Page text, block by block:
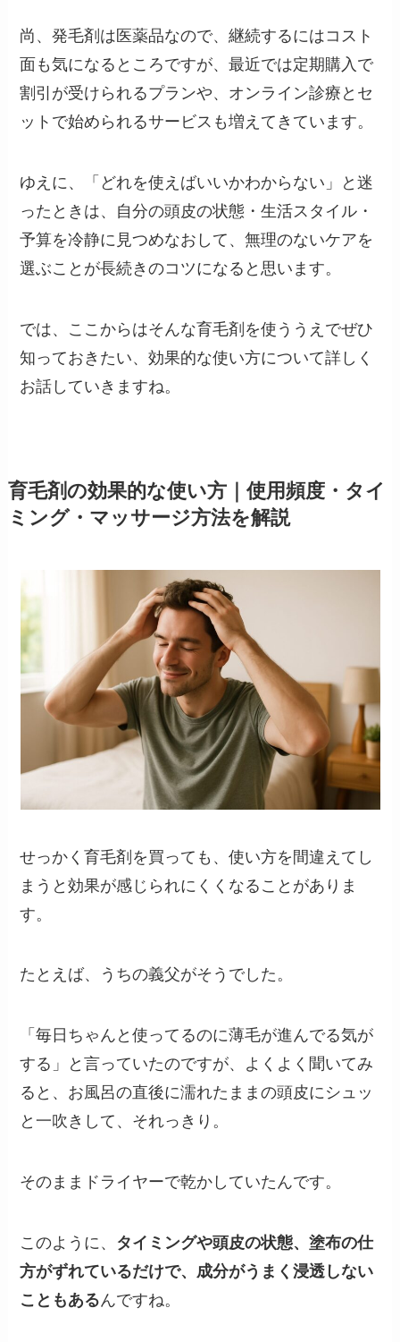
尚、発毛剤は医薬品なので、継続するにはコスト
面も気になるところですが、最近では定期購入で
割引が受けられるプランや、オンライン診療とセ
ットで始められるサービスも増えてきています。
ゆえに、「どれを使えばいいかわからない」と迷
ったときは、自分の頭皮の状態・生活スタイル・
予算を冷静に見つめなおして、無理のないケアを
選ぶことが長続きのコツになると思います。
では、ここからはそんな育毛剤を使ううえでぜひ
知っておきたい、効果的な使い方について詳しく
お話していきますね。
育毛剤の効果的な使い方｜使用頻度・タイ
ミング・マッサージ方法を解説
せっかく育毛剤を買っても、使い方を間違えてし
まうと効果が感じられにくくなることがありま
す。
たとえば、うちの義父がそうでした。
「毎日ちゃんと使ってるのに薄毛が進んでる気が
する」と言っていたのですが、よくよく聞いてみ
ると、お風呂の直後に濡れたままの頭皮にシュッ
と一吹きして、それっきり。
そのままドライヤーで乾かしていたんです。
このように、 タイミングや頭皮の状態、塗布の仕
方がずれているだけで、成分がうまく浸透しない
こともあるんですね。